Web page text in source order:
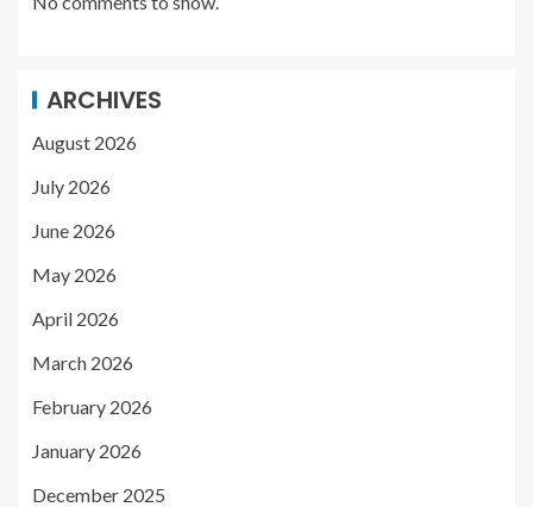
ARCHIVES
August 2026
July 2026
June 2026
May 2026
April 2026
March 2026
February 2026
January 2026
December 2025